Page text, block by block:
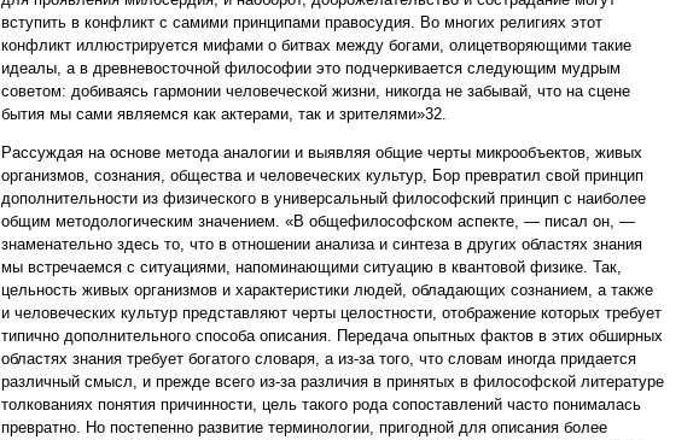
вступить в конфликт с самими принципами правосудия. Во многих религиях этот
конфликт иллюстрируется мифами о битвах между богами, олицетворяющими такие
идеалы, а в древневосточной философии это подчеркивается следующим мудрым
советом: добиваясь гармонии человеческой жизни, никогда не забывай, что на сцене
бытия мы сами являемся как актерами, так и зрителями»32.
Рассуждая на основе метода аналогии и выявляя общие черты микрообъектов, живых
организмов, сознания, общества и человеческих культур, Бор превратил свой принцип
дополнительности из физического в универсальный философский принцип с наиболее
общим методологическим значением. «В общефилософском аспекте, — писал он, —
знаменательно здесь то, что в отношении анализа и синтеза в других областях знания
мы встречаемся с ситуациями, напоминающими ситуацию в квантовой физике. Так,
цельность живых организмов и характеристики людей, обладающих сознанием, а также
и человеческих культур представляют черты целостности, отображение которых требует
типично дополнительного способа описания. Передача опытных фактов в этих обширных
областях знания требует богатого словаря, а из-за того, что словам иногда придается
различный смысл, и прежде всего из-за различия в принятых в философской литературе
толкованиях понятия причинности, цель такого рода сопоставлений часто понималась
превратно. Но постепенно развитие терминологии, пригодной для описания более